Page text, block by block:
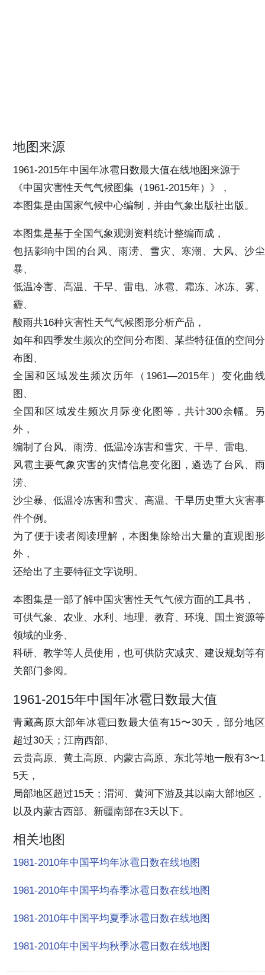
地图来源
1961-2015年中国年冰雹日数最大值在线地图来源于
《中国灾害性天气气候图集（1961-2015年）》，
本图集是由国家气候中心编制，并由气象出版社出版。
本图集是基于全国气象观测资料统计整编而成，
包括影响中国的台风、雨涝、雪灾、寒潮、大风、沙尘
暴、
低温冷害、高温、干旱、雷电、冰雹、霜冻、冰冻、雾、
霾、
酸雨共16种灾害性天气气候图形分析产品，
如年和四季发生频次的空间分布图、某些特征值的空间分
布图、
全国和区域发生频次历年（1961—2015年）变化曲线
图、
全国和区域发生频次月际变化图等，共计300余幅。另
外，
编制了台风、雨涝、低温冷冻害和雪灾、干旱、雷电、
风雹主要气象灾害的灾情信息变化图，遴选了台风、雨
涝、
沙尘暴、低温冷冻害和雪灾、高温、干旱历史重大灾害事
件个例。
为了便于读者阅读理解，本图集除给出大量的直观图形
外，
还给出了主要特征文字说明。
本图集是一部了解中国灾害性天气气候方面的工具书，
可供气象、农业、水利、地理、教育、环境、国土资源等
领域的业务、
科研、教学等人员使用，也可供防灾减灾、建设规划等有
关部门参阅。
1961-2015年中国年冰雹日数最大值
青藏高原大部年冰雹曰数最大值有15〜30天，部分地区
超过30天；江南西部、
云贵高原、黄土高原、内蒙古高原、东北等地一般有3〜1
5天，
局部地区超过15天；渭河、黄河下游及其以南大部地区，
以及内蒙古西部、新疆南部在3天以下。
相关地图
1981-2010年中国平均年冰雹日数在线地图
1981-2010年中国平均春季冰雹日数在线地图
1981-2010年中国平均夏季冰雹日数在线地图
1981-2010年中国平均秋季冰雹日数在线地图